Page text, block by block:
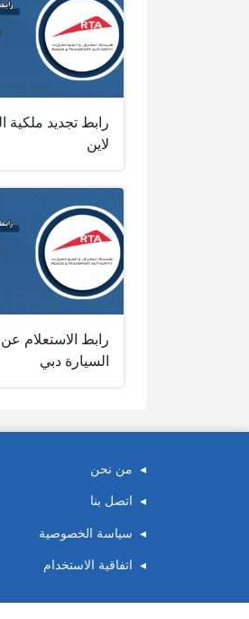
رابط تجديد ملكية
لاين
رابط الاستعلام عن
السيارة دبي
من نحن
اتصل بنا
سياسة الخصوصية
اتفاقية الاستخدام